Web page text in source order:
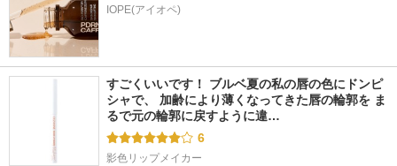
IOPE(アイオペ)
すごくいいです！ ブルベ夏の私の唇の色にドンピ
シャで、 加齢により薄くなってきた唇の輪郭を ま
るで元の輪郭に戻すように違…
6
影色リップメイカー